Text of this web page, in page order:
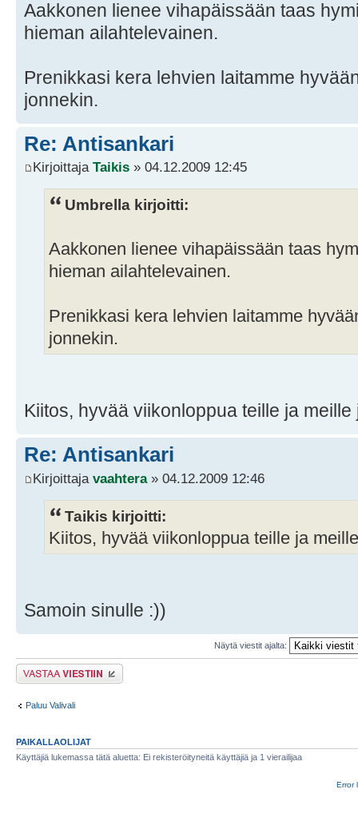
Aakkonen lienee vihapäissään taas
hieman ailahtelevainen.
Prenikkasi kera lehvien laitamme
jonnekin.
Re: Antisankari
Kirjoittaja Taikis » 04.12.2009 12:45
Umbrella kirjoitti:
Aakkonen lienee vihapäissään taas
hieman ailahtelevainen.
Prenikkasi kera lehvien laitamme
jonnekin.
Kiitos, hyvää viikonloppua teille ja meille
Re: Antisankari
Kirjoittaja vaahtera» 04.12.2009 12:46
Taikis kirjoitti:
Kiitos, hyvää viikonloppua teille ja
Samoin sinulle :))
Näytä viestit ajalta:
Lähetä vastaus
Paluu Valivali
PAIKALLAOLIJAT
Käyttäjiä lukemassa tätä aluetta: Ei rekisteröityneitä käyttäjiä ja 1 vierailijaa
Error